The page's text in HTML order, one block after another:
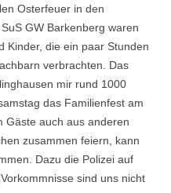
Osterfeuer in den
GW Barkenberg waren
Kinder, die ein paar Stunden
verbrachten. Das
mir rund 1000
das Familienfest am
Gäste auch aus anderen
zusammen feiern, kann
Dazu die Polizei auf
sind uns nicht